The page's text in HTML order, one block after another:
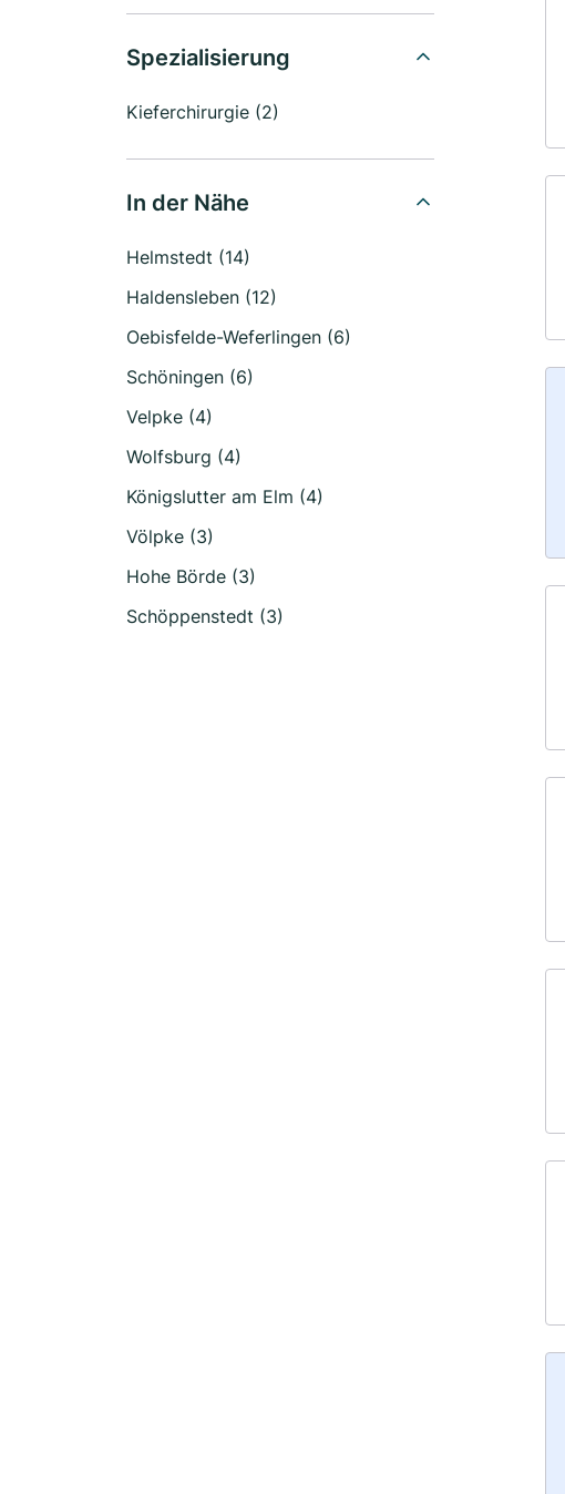
Spezialisierung
Kieferchirurgie (2)
In der Nähe
Helmstedt (14)
Haldensleben (12)
Oebisfelde-Weferlingen (6)
Schöningen (6)
Velpke (4)
Wolfsburg (4)
Königslutter am Elm (4)
Völpke (3)
Hohe Börde (3)
Schöppenstedt (3)